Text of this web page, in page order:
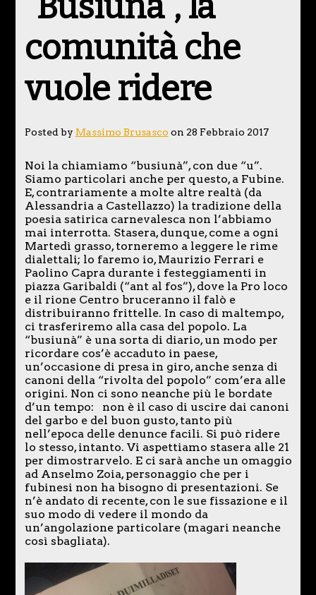
comunità che
vuole ridere
Posted by Massimo Brusasco on 28 Febbraio 2017
Noi la chiamiamo “busiunà”, con due “u”.
Siamo particolari anche per questo, a Fubine.
E, contrariamente a molte altre realtà (da
Alessandria a Castellazzo) la tradizione della
poesia satirica carnevalesca non l’abbiamo
mai interrotta. Stasera, dunque, come a ogni
Martedì grasso, torneremo a leggere le rime
dialettali; lo faremo io, Maurizio Ferrari e
Paolino Capra durante i festeggiamenti in
piazza Garibaldi (“ant al fos”), dove la Pro loco
e il rione Centro bruceranno il falò e
distribuiranno frittelle. In caso di maltempo,
ci trasferiremo alla casa del popolo. La
“busiunà” è una sorta di diario, un modo per
ricordare cos’è accaduto in paese,
un’occasione di presa in giro, anche senza di
canoni della “rivolta del popolo” com’era alle
origini. Non ci sono neanche più le bordate
d’un tempo: non è il caso di uscire dai canoni
del garbo e del buon gusto, tanto più
nell’epoca delle denunce facili. Si può ridere
lo stesso, intanto. Vi aspettiamo stasera alle 21
per dimostrarvelo. E ci sarà anche un omaggio
ad Anselmo Zoia, personaggio che per i
fubinesi non ha bisogno di presentazioni. Se
n’è andato di recente, con le sue fissazione e il
suo modo di vedere il mondo da
un’angolazione particolare (magari neanche
così sbagliata).